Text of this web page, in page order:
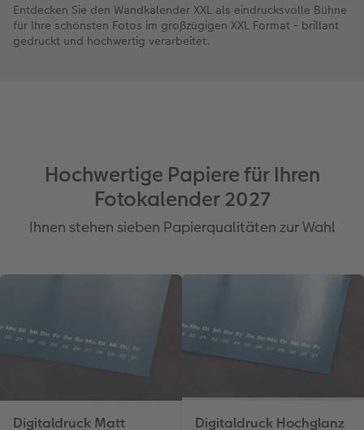
Entdecken Sie den Wandkalender XXL als eindrucksvolle Bühne
für Ihre schönsten Fotos im großzügigen XXL Format - brillant
gedruckt und hochwertig verarbeitet.
Hochwertige Papiere für Ihren
Fotokalender 2027
Ihnen stehen sieben Papierqualitäten zur Wahl
Digitaldruck Matt Digitaldruck Hochglanz